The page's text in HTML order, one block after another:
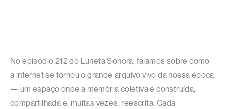
No episódio 212 do Luneta Sonora, falamos sobre como
a internet se tornou o grande arquivo vivo da nossa época
— um espaço onde a memória coletiva é construída,
compartilhada e, muitas vezes, reescrita. Cada